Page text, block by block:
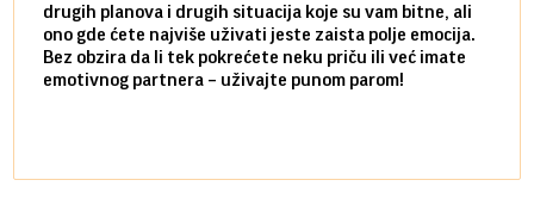
drugih planova i drugih situacija koje su vam bitne, ali
ono gde ćete najviše uživati jeste zaista polje emocija.
Bez obzira da li tek pokrećete neku priču ili već imate
emotivnog partnera – uživajte punom parom!